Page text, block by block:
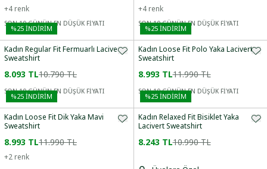
+4 renk
SON 10 GÜNÜN EN DÜŞÜK FİYATI
+4 renk
SON 10 GÜNÜN EN DÜŞÜK FİYATI
%25 İNDİRİM
Kadın Regular Fit Fermuarlı Lacivert
Sweatshirt
8.093 TL10.790 TL
SON 10 GÜNÜN EN DÜŞÜK FİYATI
%25İNDİRİM
Kadın Loose Fit Polo Yaka Lacivert
Sweatshirt
8.993 TL11.990 TL
SON 10 GÜNÜN EN DÜŞÜK FİYATI
%25 İNDİRİM
Kadın Loose Fit Dik Yaka Mavi
Sweatshirt
8.993 TL11.990 TL
+2 renk
%25İNDİRİM
Kadın Relaxed Fit Bisiklet Yaka
Lacivert Sweatshirt
8.243 TL10.990 TL